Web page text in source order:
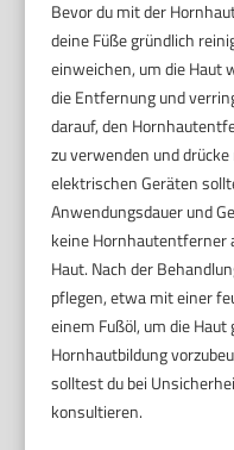
Bevor du mit der
deine Füße gründlich
einweichen, um die Haut
die Entfernung und
darauf, den
zu verwenden und
elektrischen Geräten
Anwendungsdauer und
keine Hornhautentferner
Haut. Nach der
pflegen, etwa mit einer
einem Fußöl, um die
Hornhautbildung
solltest du bei
konsultieren.